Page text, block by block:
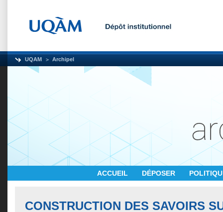
UQAM Archipel
ACCUEIL DÉPOSER
CONSTRUCTION DES SAVOIRS